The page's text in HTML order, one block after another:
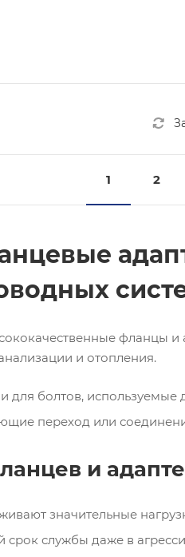
1 2
фланцы и
и отопления.
болтов,
переход или
и
значительные
службы даже в